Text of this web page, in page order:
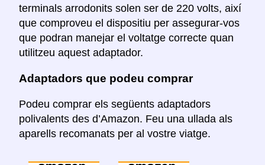
terminals arrodonits solen ser de 220 volts, així
que comproveu el dispositiu per assegurar-vos
que podran manejar el voltatge correcte quan
utilitzeu aquest adaptador.
Adaptadors que podeu comprar
Podeu comprar els següents adaptadors
polivalents des d’Amazon. Feu una ullada als
aparells recomanats per al vostre viatge.